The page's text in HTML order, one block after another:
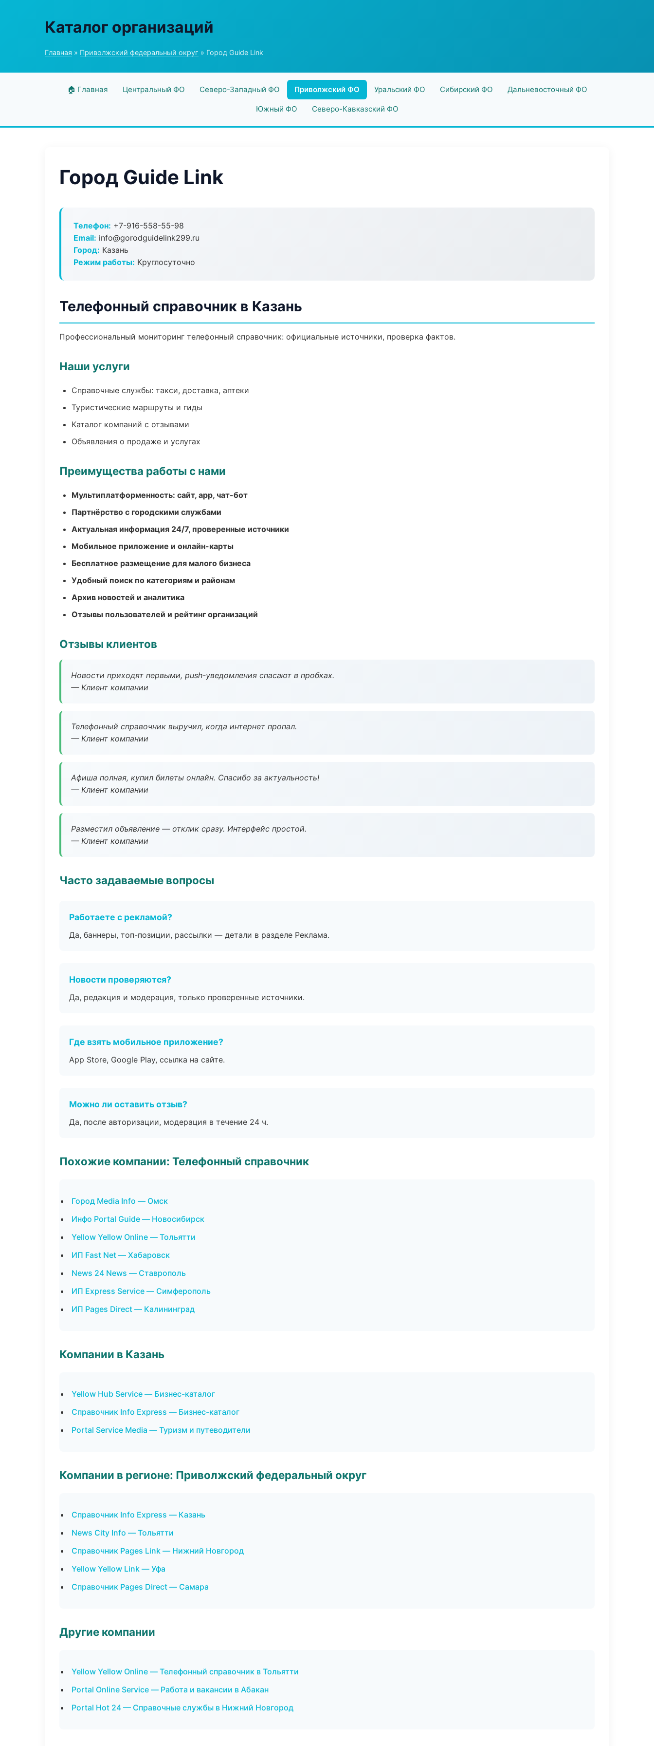
Каталог организаций
Главная » Приволжский федеральный округ » Город Guide Link
🏠 Главная Центральный ФО Северо-Западный ФО Приволжский ФО Уральский ФО Сибирский ФО Дальневосточный ФО
Южный ФО Северо-Кавказский ФО
Город Guide Link
Телефон: +7-916-558-55-98
Email: info@gorodguidelink299.ru
Город: Казань
Режим работы: Круглосуточно
Телефонный справочник в Казань
Профессиональный мониторинг телефонный справочник: официальные источники, проверка фактов.
Наши услуги
Справочные службы: такси, доставка, аптеки
Туристические маршруты и гиды
Каталог компаний с отзывами
Объявления о продаже и услугах
Преимущества работы с нами
Мультиплатформенность: сайт, app, чат-бот
Партнёрство с городскими службами
Актуальная информация 24/7, проверенные источники
Мобильное приложение и онлайн-карты
Бесплатное размещение для малого бизнеса
Удобный поиск по категориям и районам
Архив новостей и аналитика
Отзывы пользователей и рейтинг организаций
Отзывы клиентов
Новости приходят первыми, push-уведомления спасают в пробках.
— Клиент компании
Телефонный справочник выручил, когда интернет пропал.
— Клиент компании
Афиша полная, купил билеты онлайн. Спасибо за актуальность!
— Клиент компании
Разместил объявление — отклик сразу. Интерфейс простой.
— Клиент компании
Часто задаваемые вопросы
Работаете с рекламой?
Да, баннеры, топ-позиции, рассылки — детали в разделе Реклама.
Новости проверяются?
Да, редакция и модерация, только проверенные источники.
Где взять мобильное приложение?
App Store, Google Play, ссылка на сайте.
Можно ли оставить отзыв?
Да, после авторизации, модерация в течение 24 ч.
Похожие компании: Телефонный справочник
Город Media Info — Омск
Инфо Portal Guide — Новосибирск
Yellow Yellow Online — Тольятти
ИП Fast Net — Хабаровск
News 24 News — Ставрополь
ИП Express Service — Симферополь
ИП Pages Direct — Калининград
Компании в Казань
Yellow Hub Service — Бизнес-каталог
Справочник Info Express — Бизнес-каталог
Portal Service Media — Туризм и путеводители
Компании в регионе: Приволжский федеральный округ
Справочник Info Express — Казань
News City Info — Тольятти
Справочник Pages Link — Нижний Новгород
Yellow Yellow Link — Уфа
Справочник Pages Direct — Самара
Другие компании
Yellow Yellow Online — Телефонный справочник в Тольятти
Portal Online Service — Работа и вакансии в Абакан
Portal Hot 24 — Справочные службы в Нижний Новгород